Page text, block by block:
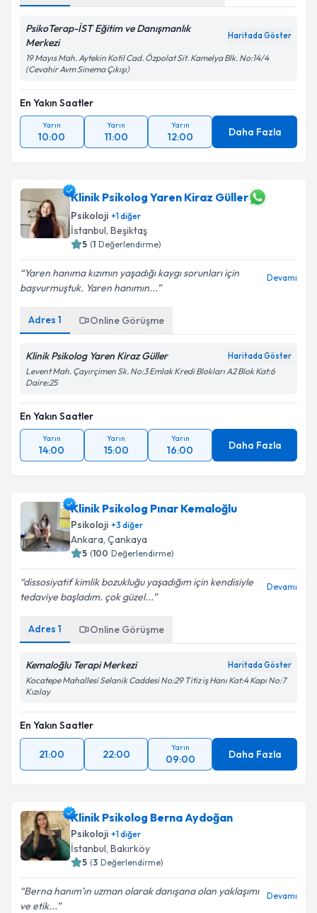
PsikoTerap-İST Eğitim ve Danışmanlık
Merkezi
Haritada Göster
19 Mayıs Mah. Aytekin Kotil Cad. Özpolat Sit. Kamelya Blk. No:14/4
(Cevahir Avm Sinema Çıkışı)
En Yakın Saatler
Yarın
10:00
Yarın
11:00
Yarın
12:00 Daha Fazla
Klinik Psikolog Yaren Kiraz Güller
Psikoloji +1diğer
İstanbul, Beşiktaş
5 (1 Değerlendirme)
Yaren hanıma kızımın yaşadığı kaygı sorunları için
başvurmuştuk. Yaren hanımın...
Devamı
Adres 1 Online Görüşme
Klinik Psikolog Yaren Kiraz Güller Haritada Göster
Levent Mah. Çayırçimen Sk. No:3 Emlak Kredi Blokları A2 Blok Kat:6
Daire:25
En Yakın Saatler
Yarın
14:00
Yarın
15:00
Yarın
16:00 Daha Fazla
Klinik Psikolog Pınar Kemaloğlu
Psikoloji +3 diğer
Ankara, Çankaya
5 (100 Değerlendirme)
dissosiyatif kimlik bozukluğu yaşadığım için kendisiyle
tedaviye başladım. çok güzel...
Devamı
Adres 1 Online Görüşme
Kemaloğlu Terapi Merkezi Haritada Göster
Kocatepe Mahallesi Selanik Caddesi No:29 Titiz iş Hanı Kat:4 Kapı No:7
Kızılay
En Yakın Saatler
21:00 22:00
Yarın
09:00 Daha Fazla
Klinik Psikolog Berna Aydoğan
Psikoloji +1diğer
İstanbul, Bakırköy
5 (3 Değerlendirme)
Berna hanım’ın uzman olarak danışana olan yaklaşımı
ve etik...
Devamı